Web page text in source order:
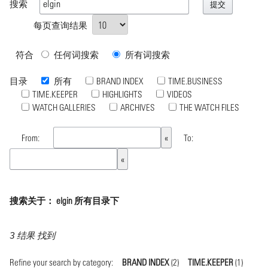
搜索
每页查询结果
符合 任何词搜索 所有词搜索
目录 所有 BRAND INDEX
TIME.BUSINESS
TIME.KEEPER
HIGHLIGHTS
VIDEOS
WATCH GALLERIES
ARCHIVES THE WATCH FILES
From: To:
搜索关于： elgin 所有目录下
3 结果 找到
Refine your search by category: BRAND INDEX(2) TIME.KEEPER(1)